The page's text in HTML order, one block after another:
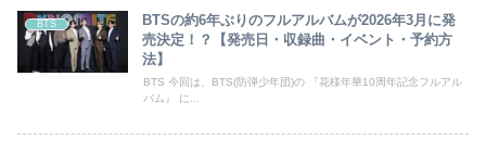
BTS
BTSの約6年ぶりのフルアルバムが2026年3月に発
売決定！？【発売日・収録曲・イベント・予約方
法】
BTS 今回は、BTS(防弾少年団)の 『花様年華10周年記念フルアル
バム』 に...